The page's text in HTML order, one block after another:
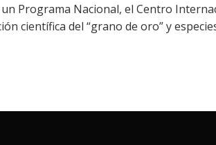
Programa Nacional, el Centro
científica del “grano de oro” y